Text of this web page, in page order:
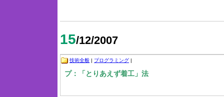
15/12/2007
技術全般 | プログラミング |
プ：「とりあえず着工」法